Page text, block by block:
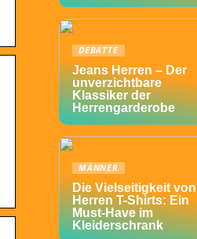
DEBATTE
Jeans Herren – Der
unverzichtbare
Klassiker der
Herrengarderobe
MÄNNER
Die Vielseitigkeit von
Herren T-Shirts: Ein
Must-Have im
Kleiderschrank